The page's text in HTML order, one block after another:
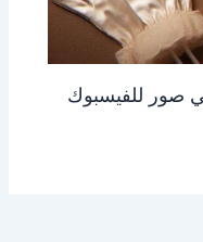
صور للفيسبوك